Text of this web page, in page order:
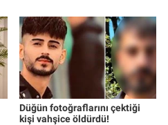
Düğün fotoğraflarını çektiği
kişi vahşice öldürdü!